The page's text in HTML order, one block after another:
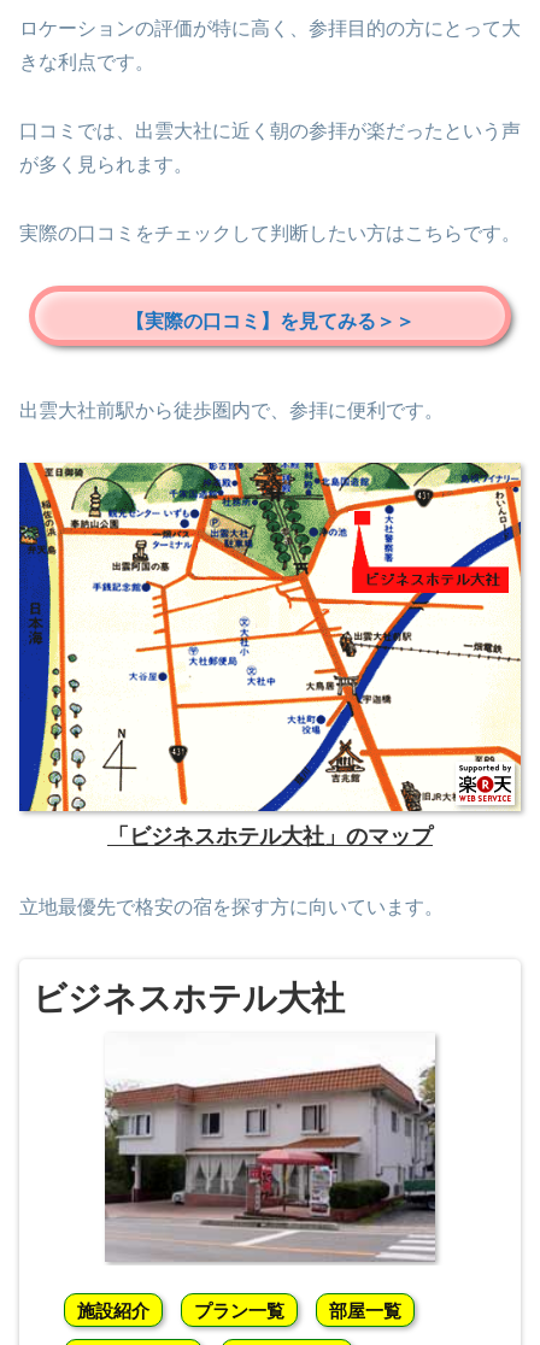
ロケーションの評価が特に高く、参拝目的の方にとって大
きな利点です。
口コミでは、出雲大社に近く朝の参拝が楽だったという声
が多く見られます。
実際の口コミをチェックして判断したい方はこちらです。
【実際の口コミ】を見てみる＞＞
出雲大社前駅から徒歩圏内で、参拝に便利です。
「ビジネスホテル大社」のマップ
立地最優先で格安の宿を探す方に向いています。
ビジネスホテル大社
施設紹介 プラン一覧 部屋一覧